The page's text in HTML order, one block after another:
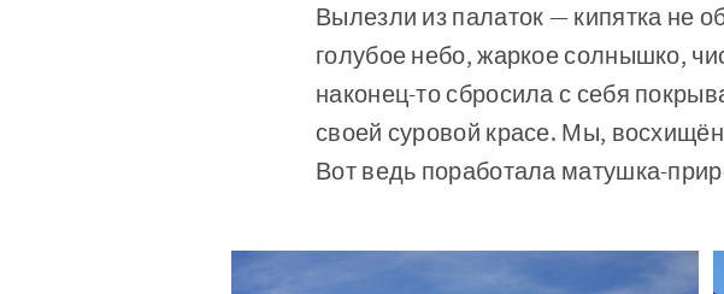
Вылезли из палаток — кипятка не
голубое небо, жаркое солнышко,
наконец-то сбросила с себя
своей суровой красе. Мы,
Вот ведь поработала матушка-